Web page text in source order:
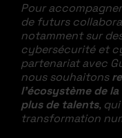
Pour
de futurs
notamment sur
cybersécurité et
partenariat avec
nous souhaitons
l’écosystème de
plus de talents,
transformation